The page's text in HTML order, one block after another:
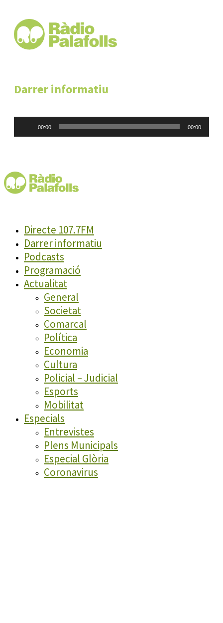
Darrer informatiu
00:00 00:00
Directe 107.7FM
Darrer informatiu
Podcasts
Programació
Actualitat
General
Societat
Comarcal
Política
Economia
Cultura
Policial – Judicial
Esports
Mobilitat
Especials
Entrevistes
Plens Municipals
Especial Glòria
Coronavirus